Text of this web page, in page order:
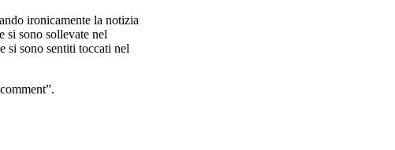
ironicamente la notizia
si sono sollevate nel
si sono sentiti toccati nel